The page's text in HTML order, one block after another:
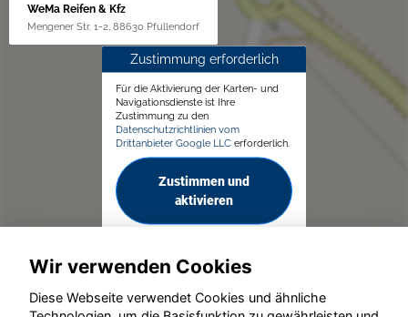
WeMa Reifen & Kfz
Mengener Str. 1-2, 88630 Pfullendorf
Zustimmung erforderlich
Für die Aktivierung der Karten- und
Navigationsdienste ist Ihre
Zustimmung zu den
Datenschutzrichtlinien vom
Drittanbieter Google LLC erforderlich.
Zustimmen und
aktivieren
Wir verwenden Cookies
Diese Webseite verwendet Cookies und ähnliche